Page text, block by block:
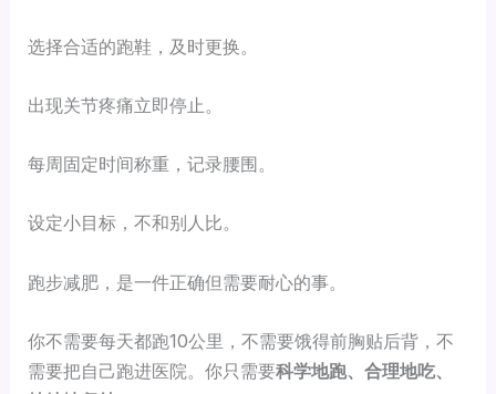
选择合适的跑鞋，及时更换。
出现关节疼痛立即停止。
每周固定时间称重，记录腰围。
设定小目标，不和别人比。
跑步减肥，是一件正确但需要耐心的事。
你不需要每天都跑10公里，不需要饿得前胸贴后背，不
需要把自己跑进医院。你只需要科学地跑、合理地吃、